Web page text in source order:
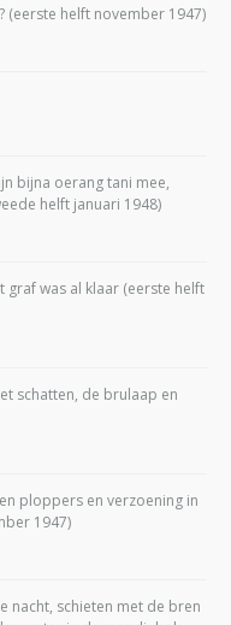
(eerste helft november 1947)
bijna oerang tani mee,
helft januari 1948)
was al klaar (eerste helft
schatten, de brulaap en
ploppers en verzoening in
1947)
nacht, schieten met de bren